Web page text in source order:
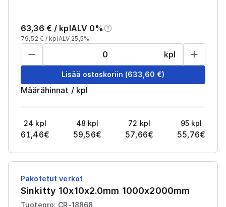
63,36 € / kplALV 0%
79,52 € / kplALV 25,5%
kpl
Lisää ostoskoriin (633,60 €)
Määrähinnat / kpl
24 kpl
61,46€
48 kpl
59,56€
72 kpl
57,66€
95 kpl
55,76€
Pakotetut verkot
Sinkitty 10x10x2.0mm 1000x2000mm
Tuotenro: CR-18868